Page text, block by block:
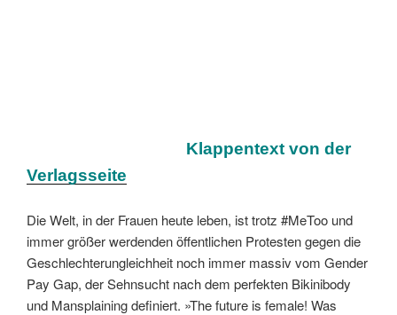
Klappentext von der
Verlagsseite
Die Welt, in der Frauen heute leben, ist trotz #MeToo und
immer größer werdenden öffentlichen Protesten gegen die
Geschlechterungleichheit noch immer massiv vom Gender
Pay Gap, der Sehnsucht nach dem perfekten Bikinibody
und Mansplaining definiert. »The future is female! Was